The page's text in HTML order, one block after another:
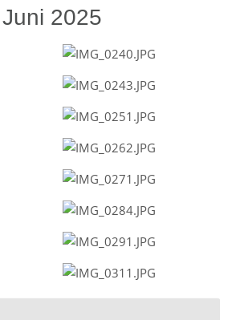
2025